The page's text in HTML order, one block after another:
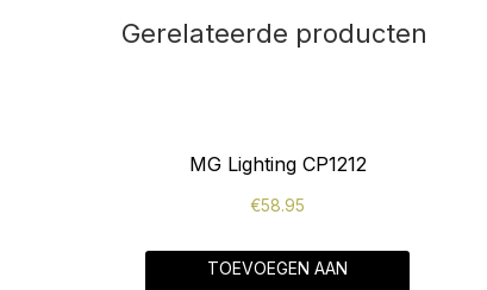
Gerelateerde producten
MG Lighting CP1212
€58.95
TOEVOEGEN AAN